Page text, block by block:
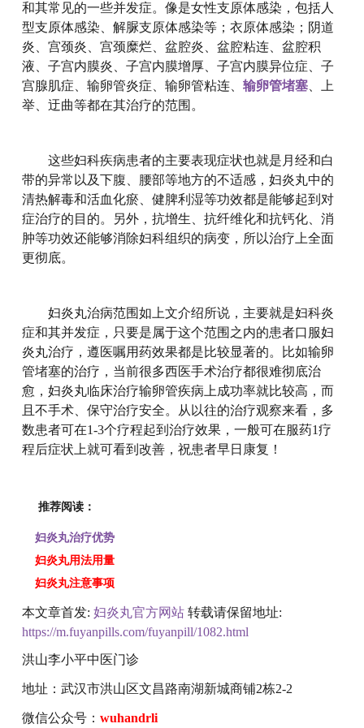
和其常见的一些并发症。像是女性支原体感染，包括人
型支原体感染、解脲支原体感染等；衣原体感染；阴道
炎、宫颈炎、宫颈糜烂、盆腔炎、盆腔粘连、盆腔积
液、子宫内膜炎、子宫内膜增厚、子宫内膜异位症、子
宫腺肌症、输卵管炎症、输卵管粘连、 输卵管堵塞、上
举、迂曲等都在其治疗的范围。
这些妇科疾病患者的主要表现症状也就是月经和白
带的异常以及下腹、腰部等地方的不适感，妇炎丸中的
清热解毒和活血化瘀、健脾利湿等功效都是能够起到对
症治疗的目的。另外，抗增生、抗纤维化和抗钙化、消
肿等功效还能够消除妇科组织的病变，所以治疗上全面
更彻底。
妇炎丸治病范围如上文介绍所说，主要就是妇科炎
症和其并发症，只要是属于这个范围之内的患者口服妇
炎丸治疗，遵医嘱用药效果都是比较显著的。比如输卵
管堵塞的治疗，当前很多西医手术治疗都很难彻底治
愈，妇炎丸临床治疗输卵管疾病上成功率就比较高，而
且不手术、保守治疗安全。从以往的治疗观察来看，多
数患者可在1-3个疗程起到治疗效果，一般可在服药1疗
程后症状上就可看到改善，祝患者早日康复！
推荐阅读：
妇炎丸治疗优势
妇炎丸用法用量
妇炎丸注意事项
本文章首发: 妇炎丸官方网站 转载请保留地址:
https://m.fuyanpills.com/fuyanpill/1082.html
洪山李小平中医门诊
地址：武汉市洪山区文昌路南湖新城商铺2栋2-2
微信公众号： wuhandrli